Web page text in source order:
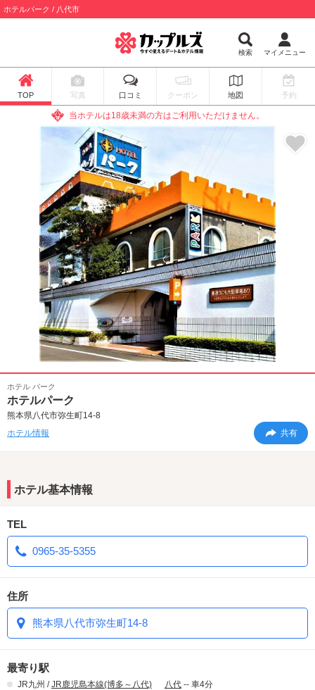
ホテルパーク / 八代市
検索 マイメニュー
TOP 写真 口コミ クーポン 地図 予約
当ホテルは18歳未満の方はご利用いただけません。
ホテル パーク
ホテルパーク
熊本県八代市弥生町14-8
ホテル情報
共有
ホテル基本情報
TEL
0965-35-5355
住所
熊本県八代市弥生町14-8
最寄り駅
JR九州 /JR鹿児島本線(博多～八代) 八代 -- 車4分